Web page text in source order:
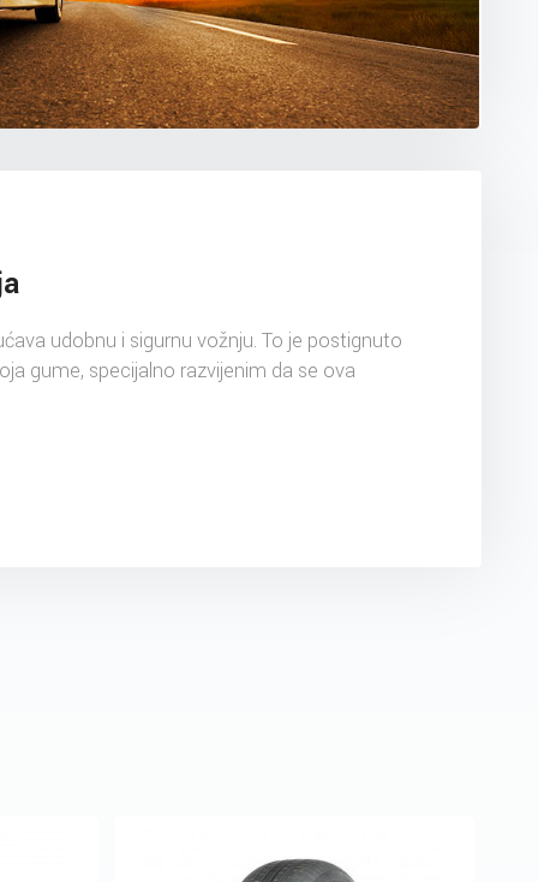
udobnu i sigurnu vožnju. To je postignuto
gume, specijalno razvijenim da se ova